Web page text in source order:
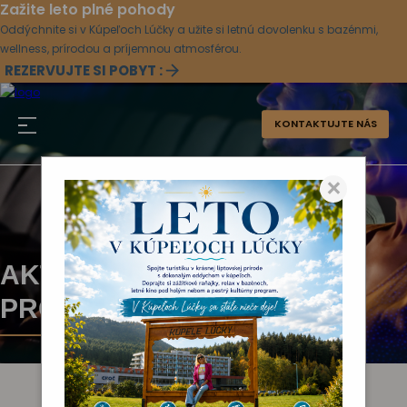
Zažite leto plné pohody
Oddýchnite si v Kúpeľoch Lúčky a užite si letnú dovolenku s bazénmi,
wellness, prírodou a príjemnou atmosférou.
REZERVUJTE SI POBYT :
×
KONTAKTUJTE NÁS
AKTUÁLNY KULTÚRNY
PROGRAM